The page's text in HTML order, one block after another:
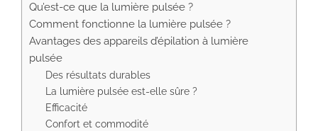
Qu’est-ce que la lumière pulsée ?
Comment fonctionne la lumière pulsée ?
Avantages des appareils d’épilation à lumière
pulsée
Des résultats durables
La lumière pulsée est-elle sûre ?
Efficacité
Confort et commodité